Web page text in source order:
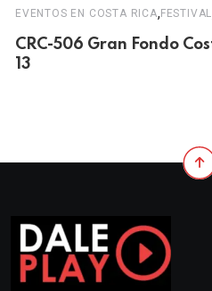
EVENTOS EN COSTA RICA,FESTIVAL
CRC-506 Gran Fondo
13